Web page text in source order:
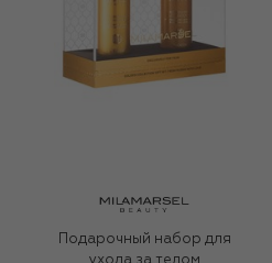
Подарочный набор для